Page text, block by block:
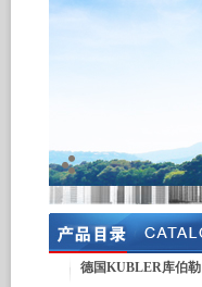
德国KUBLER库伯勒